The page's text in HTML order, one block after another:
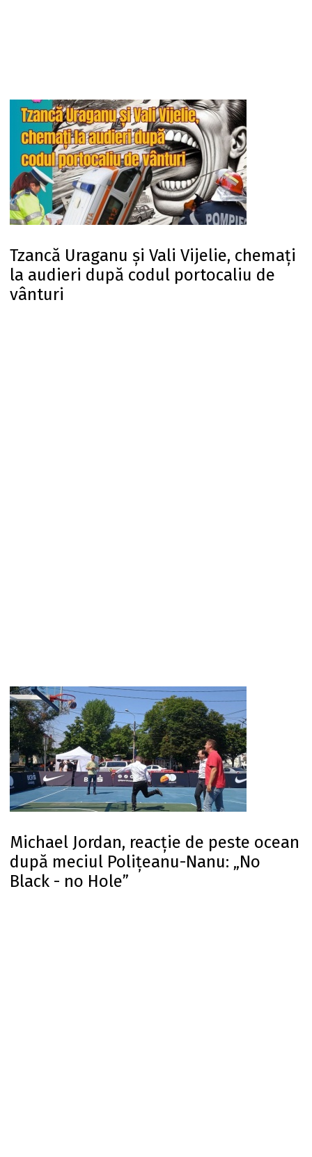
Tzancă Uraganu și Vali Vijelie, chemați
la audieri după codul portocaliu de
vânturi
Michael Jordan, reacție de peste ocean
după meciul Polițeanu-Nanu: „No
Black - no Hole”